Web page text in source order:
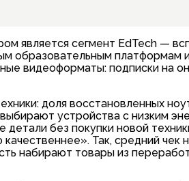
является сегмент EdTech —
образовательным платформам
видеоформаты: подписки на
доля восстановленных
устройства с низким
детали без покупки новой
Так, средний чек
набирают товары из